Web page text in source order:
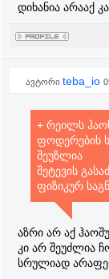
დიხანია არააქ
ავტორი teba_io
+ რეილს
ფოდერების
შეუზლია
შეტევის
ფიზიკურ
აზრი არ აქ
კი არ შეუძლია
სრულიად